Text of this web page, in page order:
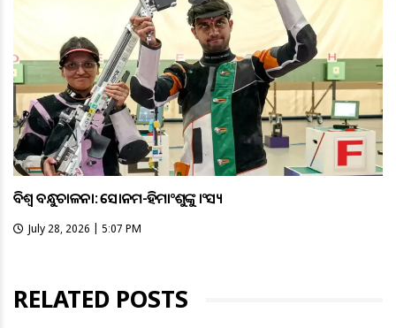
ବିଶ୍ବ ବନ୍ଧୁକଚାଳନା: ସୋନମ-ହିମାଂଶୁଙ୍କୁ କାଂସ୍ୟ
July 28, 2026 | 5:07 PM
RELATED POSTS